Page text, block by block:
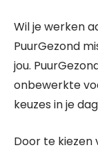
Wil je werken
PuurGezond
jou.
onbewerkte
keuzes in je
Door te kiezen